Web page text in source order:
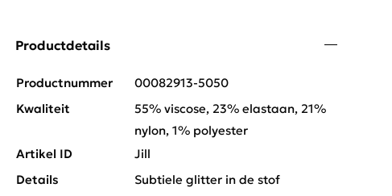
Productdetails
Productnummer
00082913-5050
Kwaliteit
55% viscose, 23% elastaan, 21%
nylon, 1% polyester
Artikel ID
Jill
Details
Subtiele glitter in de stof